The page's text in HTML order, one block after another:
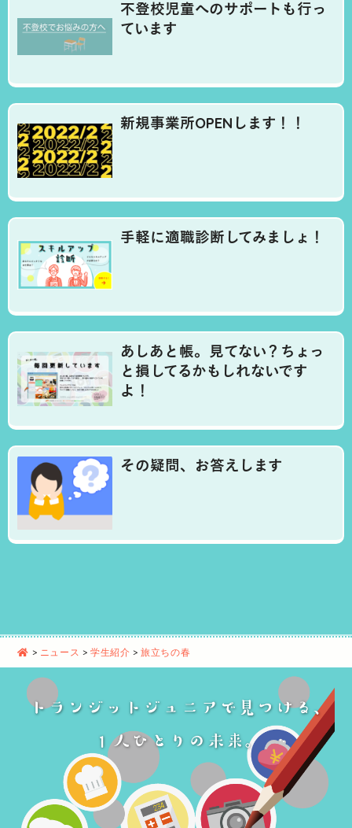
不登校児童へのサポートも行っ
ています
新規事業所OPENします！！
手軽に適職診断してみましょ！
あしあと帳。見てない？ちょっ
と損してるかもしれないです
よ！
その疑問、お答えします
> ニュース >学生紹介 >旅立ちの春